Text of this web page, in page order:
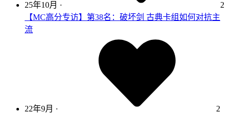
25年10月 ·
2
【MC高分专访】第38名：破坏剑 古典卡组如何对抗主
流
22年9月 ·
2